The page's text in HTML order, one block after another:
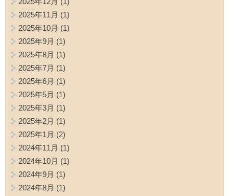
2025年11月 (1)
2025年10月 (1)
2025年9月 (1)
2025年8月 (1)
2025年7月 (1)
2025年6月 (1)
2025年5月 (1)
2025年3月 (1)
2025年2月 (1)
2025年1月 (2)
2024年11月 (1)
2024年10月 (1)
2024年9月 (1)
2024年8月 (1)